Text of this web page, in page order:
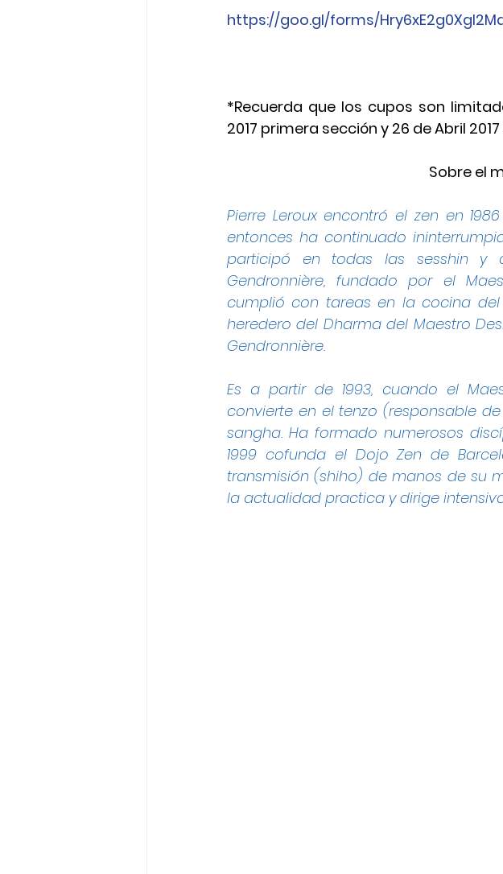
https://goo.gl/forms/
*Recuerda que los cupos son
2017 primera sección y 26 de Abril
Sobre el
Pierre Leroux encontró el zen en
entonces ha continuado
participó en todas las sesshin y
Gendronnière, fundado por el
cumplió con tareas en la cocina del
heredero del Dharma del Maestro
Gendronnière.
Es a partir de 1993, cuando el
convierte en el tenzo (responsable
sangha. Ha formado numerosos
1999 cofunda el Dojo Zen de
transmisión (shiho) de manos de su
la actualidad practica y dirige